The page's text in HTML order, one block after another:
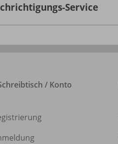
Service
/ Konto